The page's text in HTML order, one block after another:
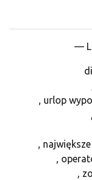
—
, urlop
,
,
,